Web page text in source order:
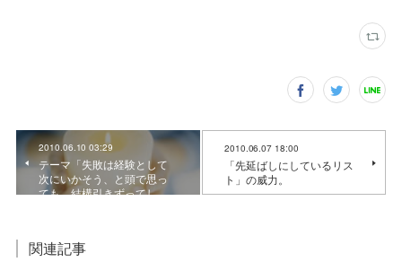
2010.06.10 03:29
テーマ「失敗は経験として
次にいかそう、と頭で思っ
ても、結構引きずってし…
2010.06.07 18:00
「先延ばしにしているリス
ト」の威力。
関連記事